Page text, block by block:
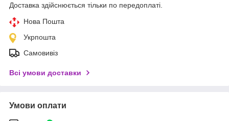
Доставка здійснюється тільки по передоплаті.
Нова Пошта
Укрпошта
Самовивіз
Всі умови доставки
Умови оплати